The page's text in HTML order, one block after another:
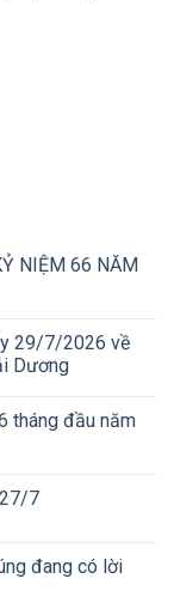
NIỆM 66 NĂM
29/7/2026 về
Dương
tháng đầu năm
7
đang có lời